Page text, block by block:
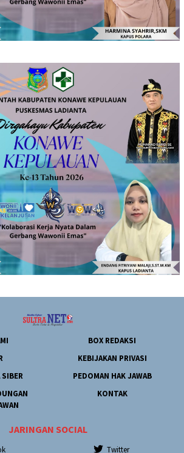
BOX REDAKSI
KEBIJAKAN PRIVASI
PEDOMAN HAK JAWAB
KONTAK
JARINGAN SOCIAL
Twitter